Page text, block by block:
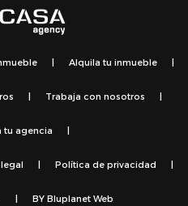
| Alquila tu inmueble |
| Trabaja con nosotros |
tu agencia |
| Política de privacidad |
| BY Bluplanet Web